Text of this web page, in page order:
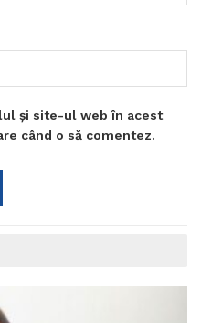
și site-ul web în acest
când o să comentez.